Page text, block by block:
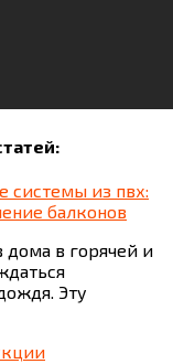
системы из пвх:
балконов
дома в горячей и
Эту